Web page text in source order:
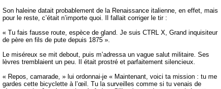
Son haleine datait probablement de la Renaissance italienne, en effet, mais
pour le reste, c’était n’importe quoi. Il fallait corriger le tir :
« Tu fais fausse route, espèce de gland. Je suis CTRL X, Grand inquisiteur
de père en fils de pute depuis 1875 ».
Le miséreux se mit debout, puis m’adressa un vague salut militaire. Ses
lèvres tremblaient un peu. Il était prostré et parfaitement silencieux.
« Repos, camarade, » lui ordonnai-je « Maintenant, voici ta mission : tu me
gardes cette bicyclette à l’œil. Tu la surveilles comme si tu venais de